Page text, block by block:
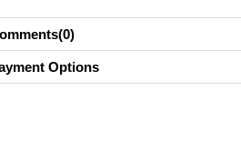
(0)
Options